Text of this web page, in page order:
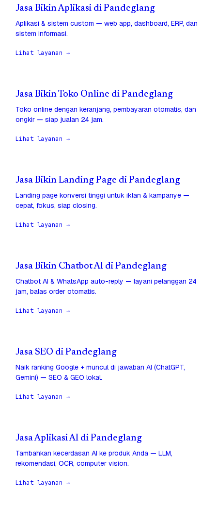
Jasa Bikin Aplikasi di Pandeglang
Aplikasi & sistem custom — web app, dashboard, ERP, dan
sistem informasi.
Lihat layanan →
Jasa Bikin Toko Online di Pandeglang
Toko online dengan keranjang, pembayaran otomatis, dan
ongkir — siap jualan 24 jam.
Lihat layanan →
Jasa Bikin Landing Page di Pandeglang
Landing page konversi tinggi untuk iklan & kampanye —
cepat, fokus, siap closing.
Lihat layanan →
Jasa Bikin Chatbot AI di Pandeglang
Chatbot AI & WhatsApp auto-reply — layani pelanggan 24
jam, balas order otomatis.
Lihat layanan →
Jasa SEO di Pandeglang
Naik ranking Google + muncul di jawaban AI (ChatGPT,
Gemini) — SEO & GEO lokal.
Lihat layanan →
Jasa Aplikasi AI di Pandeglang
Tambahkan kecerdasan AI ke produk Anda — LLM,
rekomendasi, OCR, computer vision.
Lihat layanan →